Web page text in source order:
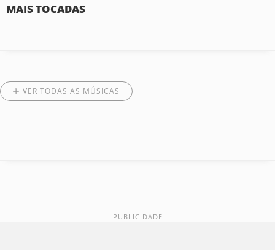
MAIS TOCADAS
VER TODAS AS MÚSICAS